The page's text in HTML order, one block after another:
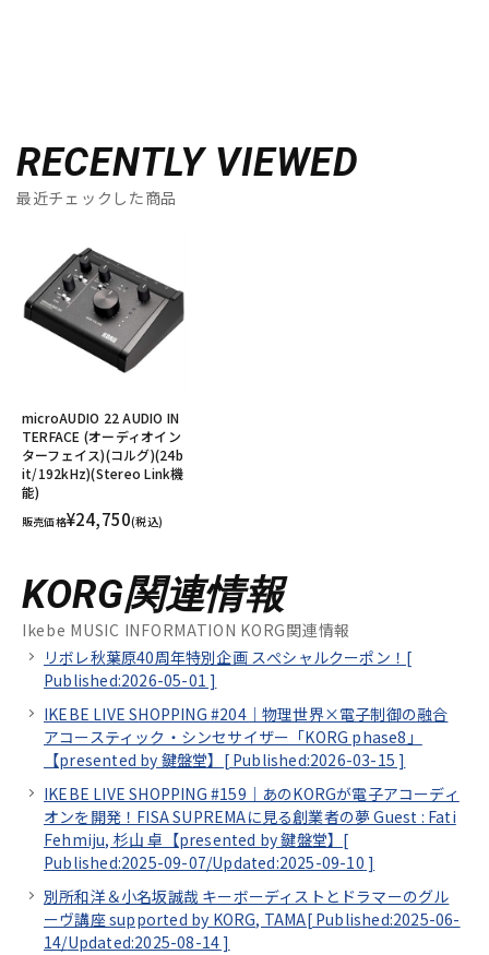
RECENTLY VIEWED
最近チェックした商品
microAUDIO 22 AUDIO IN
TERFACE (オーディオイン
ターフェイス)(コルグ)(24b
it/192kHz)(Stereo Link機
能)
販売価格¥24,750(税込)
KORG関連情報
Ikebe MUSIC INFORMATION KORG関連情報
リボレ秋葉原40周年特別企画 スぺシャルクーポン！[
Published:2026-05-01 ]
IKEBE LIVE SHOPPING #204｜物理世界×電子制御の融合
アコースティック・シンセサイザー「KORG phase8」
【presented by 鍵盤堂】[ Published:2026-03-15 ]
IKEBE LIVE SHOPPING #159｜あのKORGが電子アコーディ
オンを開発！FISA SUPREMAに見る創業者の夢 Guest : Fati
Fehmiju, 杉山 卓【presented by 鍵盤堂】[
Published:2025-09-07/Updated:2025-09-10 ]
別所和洋＆小名坂誠哉 キーボーディストとドラマーのグル
ーヴ講座 supported by KORG, TAMA[ Published:2025-06-
14/Updated:2025-08-14 ]